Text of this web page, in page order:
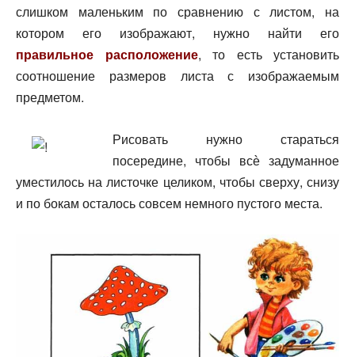
слишком маленьким по сравнению с листом, на
котором его изображают, нужно найти его
правильное расположение, то есть установить
соотношение размеров листа с изображаемым
предметом.
Рисовать нужно стараться
посередине, чтобы всѐ задуманное
уместилось на листочке целиком, чтобы сверху, снизу
и по бокам осталось совсем немного пустого места.